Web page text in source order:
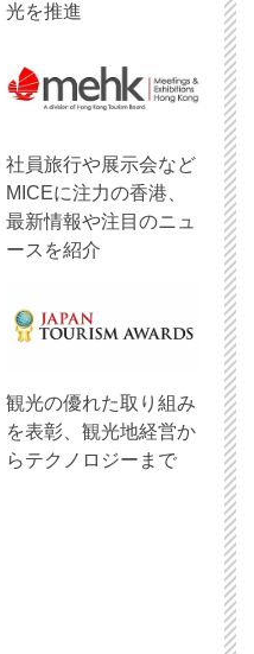
光を推進
社員旅行や展示会など
MICEに注力の香港、
最新情報や注目のニュ
ースを紹介
観光の優れた取り組み
を表彰、観光地経営か
らテクノロジーまで